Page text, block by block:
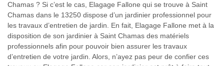
Chamas ? Si c’est le cas, Elagage Fallone qui se trouve à Saint
Chamas dans le 13250 dispose d’un jardinier professionnel pour
les travaux d’entretien de jardin. En fait, Elagage Fallone met à la
disposition de son jardinier à Saint Chamas des matériels
professionnels afin pour pouvoir bien assurer les travaux
d’entretien de votre jardin. Alors, n’ayez pas peur de confier ces